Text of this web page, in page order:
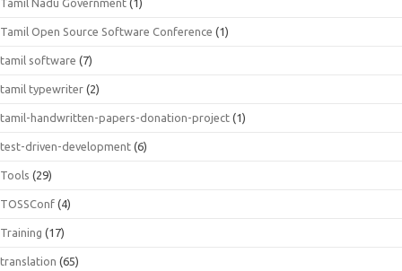
Tamil Nadu Government (1)
Tamil Open Source Software Conference (1)
tamil software (7)
tamil typewriter (2)
tamil-handwritten-papers-donation-project (1)
test-driven-development (6)
Tools (29)
TOSSConf (4)
Training (17)
translation (65)